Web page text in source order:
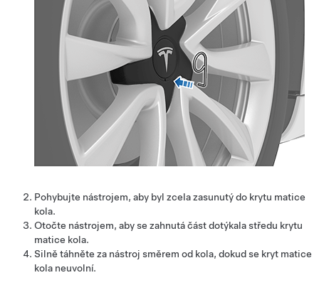
Pohybujte nástrojem, aby byl zcela zasunutý do krytu matice
kola.
Otočte nástrojem, aby se zahnutá část dotýkala středu krytu
matice kola.
Silně táhněte za nástroj směrem od kola, dokud se kryt matice
kola neuvolní.